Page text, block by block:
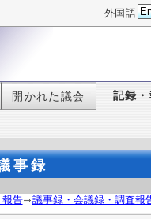
外国語
開かれた議会 記録・
事録
報告 議事録・会議録・調査報